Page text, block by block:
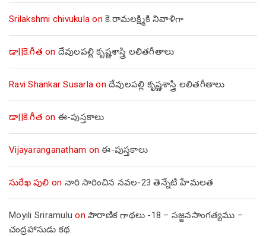
Srilakshmi chivukula on కె.రామలక్ష్మికి నివాళిగా
డా||కె.గీత on దేవులపల్లి కృష్ణశాస్త్రి లలితగీతాలు
Ravi Shankar Susarla on దేవులపల్లి కృష్ణశాస్త్రి లలితగీతాలు
డా||కె.గీత on ఈ-పుస్తకాలు
Vijayaranganatham onఈ-పుస్తకాలు
సురేఖ పులి on నారి సారించిన నవల-23 తెన్నేటి హేమలత
Moyili Sriramulu on పౌరాణిక గాథలు -18 – సజ్జనసాంగత్యము –
చంద్రహాసుడు కథ.